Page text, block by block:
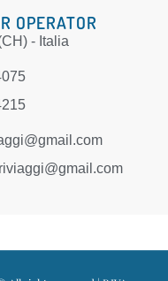
OPERATOR
- Italia